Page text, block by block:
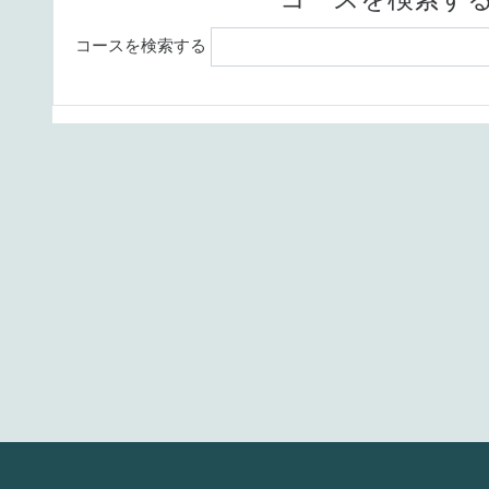
コースを検索する